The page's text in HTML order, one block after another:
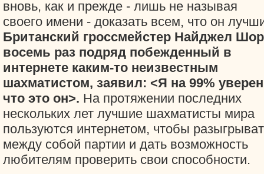
вновь, как и прежде - лишь не называя
своего имени - доказать всем, что он
Британский гроссмейстер Найджел
восемь раз подряд побежденный в
интернете каким-то неизвестным
шахматистом, заявил: <Я на 99%
что это он>. На протяжении последних
нескольких лет лучшие шахматисты мира
пользуются интернетом, чтобы
между собой партии и дать возможность
любителям проверить свои способности.